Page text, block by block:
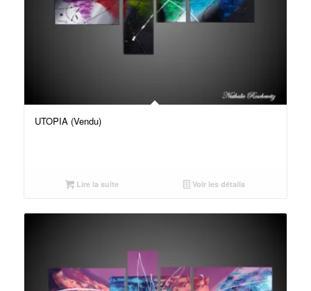
UTOPIA (Vendu)
Lire la suite Voir les détails